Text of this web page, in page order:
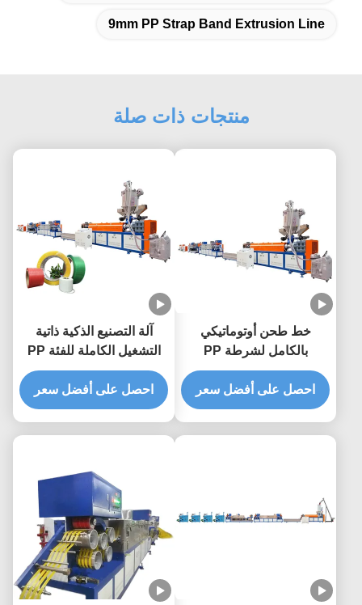
9mm PP Strap Band Extrusion Line
منتجات ذات صلة
خط طحن أوتوماتيكي
بالكامل لشرطة PP
البلاستيكية ذات المسمار
الواحد
احصل على أفضل سعر
آلة التصنيع الذكية ذاتية
التشغيل الكاملة للفئة PP
Strapping Roll
احصل على أفضل سعر